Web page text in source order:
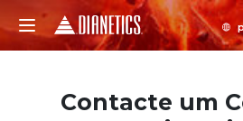
Contacte um